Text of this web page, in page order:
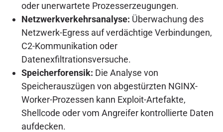
oder unerwartete Prozesserzeugungen.
Netzwerkverkehrsanalyse: Überwachung des
Netzwerk-Egress auf verdächtige Verbindungen,
C2-Kommunikation oder
Datenexfiltrationsversuche.
Speicherforensik: Die Analyse von
Speicherauszügen von abgestürzten NGINX-
Worker-Prozessen kann Exploit-Artefakte,
Shellcode oder vom Angreifer kontrollierte Daten
aufdecken.